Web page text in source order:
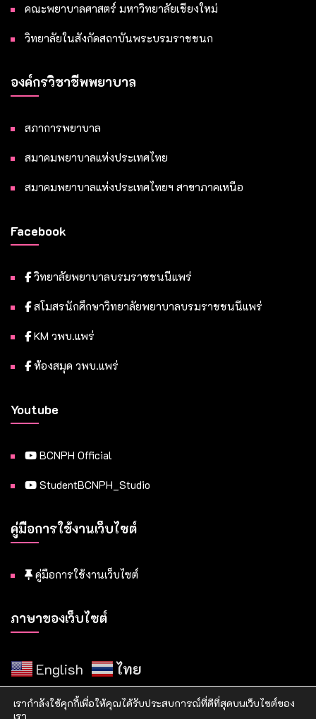
คณะพยาบาลศาสตร์ มหาวิทยาลัยเชียงใหม่
วิทยาลัยในสังกัดสถาบันพระบรมราชชนก
องค์กรวิชาชีพพยาบาล
สภาการพยาบาล
สมาคมพยาบาลแห่งประเทศไทย
สมาคมพยาบาลแห่งประเทศไทยฯ สาขาภาคเหนือ
Facebook
วิทยาลัยพยาบาลบรมราชชนนีแพร่
สโมสรนักศึกษาวิทยาลัยพยาบาลบรมราชชนนีแพร่
KM วพบ.แพร่
ห้องสมุด วพบ.แพร่
Youtube
BCNPH Official
StudentBCNPH_Studio
คู่มือการใช้งานเว็บไซต์
คู่มือการใช้งานเว็บไซต์
ภาษาของเว็บไซต์
English ไทย
เรากำลังใช้คุกกี้เพื่อให้คุณได้รับประสบการณ์ที่ดีที่สุดบนเว็บไซต์ของ
เรา